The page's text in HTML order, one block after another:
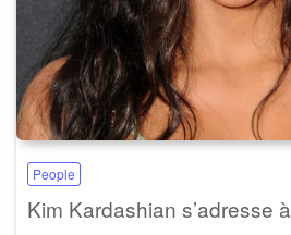
People
Kim Kardashian s’adresse